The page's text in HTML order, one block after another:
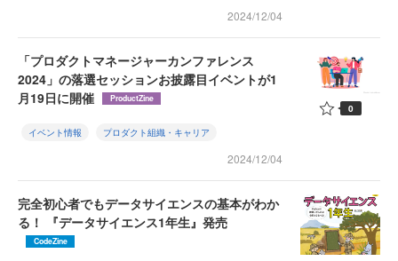
2024/12/04
「プロダクトマネージャーカンファレンス
2024」の落選セッションお披露目イベントが1
月19日に開催
ProductZine
イベント情報 プロダクト組織・キャリア
2024/12/04
0
完全初心者でもデータサイエンスの基本がわか
る！ 『データサイエンス1年生』発売
CodeZine